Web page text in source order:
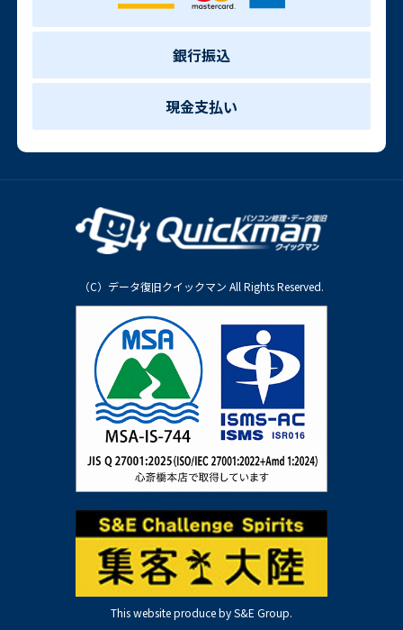
銀行振込
現金支払い
（C）データ復旧クイックマン All Rights Reserved.
This website produce by S&E Group.